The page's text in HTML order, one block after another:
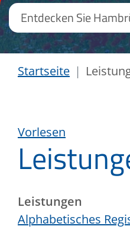
Startseite
Vorlesen
Leistungen
Alphabetisches